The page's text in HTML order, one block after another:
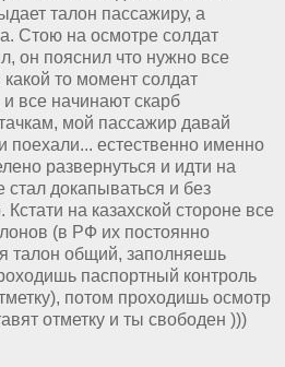
талон пассажиру, а
Стою на осмотре солдат
он пояснил что нужно все
то момент солдат
и все начинают скарб
мой пассажир давай
поехали... естественно именно
развернуться и идти на
стал докапываться и без
на казахской стороне все
(в РФ их постоянно
талон общий, заполняешь
паспортный контроль
потом проходишь осмотр
отметку и ты свободен )))